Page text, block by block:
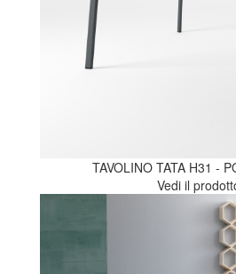
TAVOLINO TATA H31 -
Vedi il